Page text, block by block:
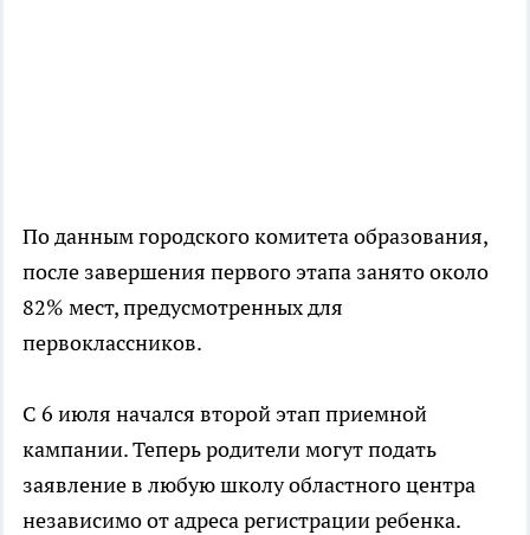
По данным городского комитета образования,
после завершения первого этапа занято около
82% мест, предусмотренных для
первоклассников.
С 6 июля начался второй этап приемной
кампании. Теперь родители могут подать
заявление в любую школу областного центра
независимо от адреса регистрации ребенка.